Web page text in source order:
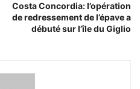
Costa Concordia: l’opération
de redressement de l’épave a
débuté sur l’île du Giglio